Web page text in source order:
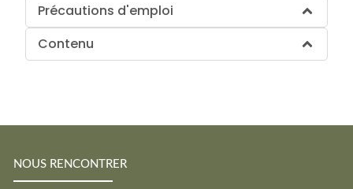
Précautions d'emploi
Contenu
NOUS RENCONTRER